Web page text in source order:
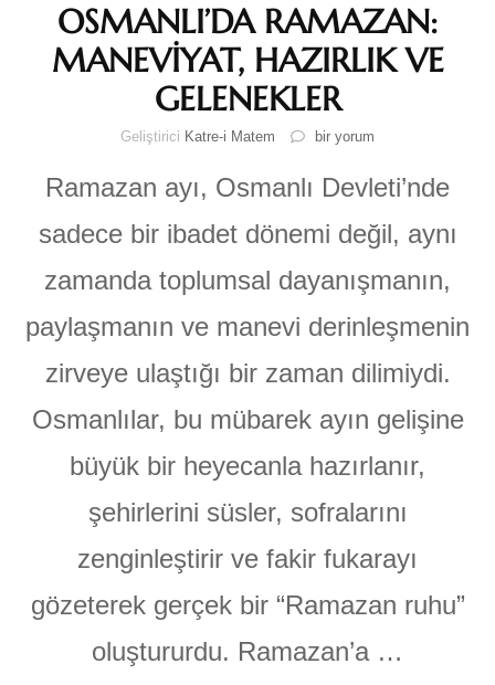
OSMANLI’DA RAMAZAN:
MANEVİYAT, HAZIRLIK VE
GELENEKLER
Geliştirici Katre-i Matem
OSMANLI’DA
MANEVİYAT,
HAZIRLIK
VE
GELENEKLER
bir yorum
Ramazan ayı, Osmanlı Devleti’nde
sadece bir ibadet dönemi değil, aynı
zamanda toplumsal dayanışmanın,
paylaşmanın ve manevi derinleşmenin
zirveye ulaştığı bir zaman dilimiydi.
Osmanlılar, bu mübarek ayın gelişine
büyük bir heyecanla hazırlanır,
şehirlerini süsler, sofralarını
zenginleştirir ve fakir fukarayı
gözeterek gerçek bir “Ramazan ruhu”
oluştururdu. Ramazan’a …